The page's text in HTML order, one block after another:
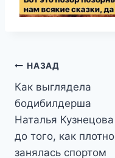
Навигация
по
записям
НАЗАД
Как выглядела
бодибилдерша
Наталья Кузнецова
до того, как плотно
занялась спортом